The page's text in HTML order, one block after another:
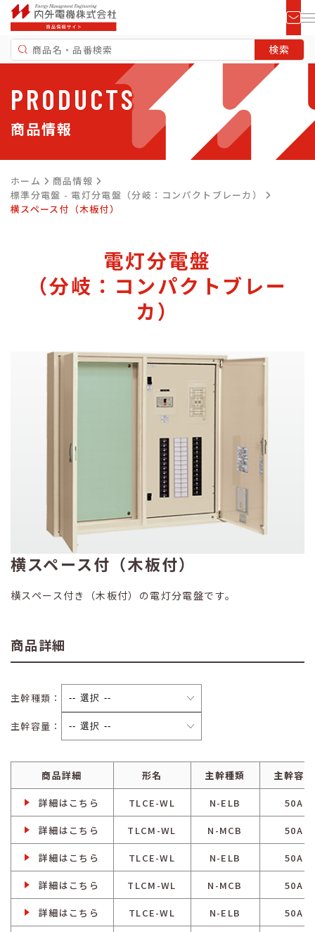
PRODUCTS
商品情報
ホーム
商品情報
標準分電盤 - 電灯分電盤（分岐：コンパクトブレーカ）
横スペース付（木板付）
電灯分電盤
（分岐：コンパクトブレー
カ）
横スペース付（木板付）
横スペース付き（木板付）の電灯分電盤です。
商品詳細
主幹種類：
主幹容量：
商品詳細 形名 主幹種類 主幹容量
詳細はこちら TLCE-WL N-ELB 50A
詳細はこちら TLCM-WL N-MCB 50A
詳細はこちら TLCE-WL N-ELB 50A
詳細はこちら TLCM-WL N-MCB 50A
詳細はこちら TLCE-WL N-ELB 50A